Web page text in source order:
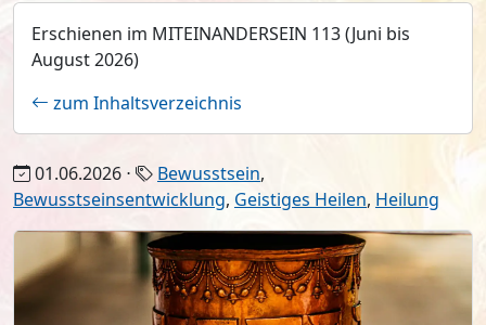
Erschienen im MITEINANDERSEIN 113 (Juni bis
August 2026)
zum Inhaltsverzeichnis
01.06.2026 ⋅ Bewusstsein,
Bewusstseinsentwicklung, Geistiges Heilen, Heilung